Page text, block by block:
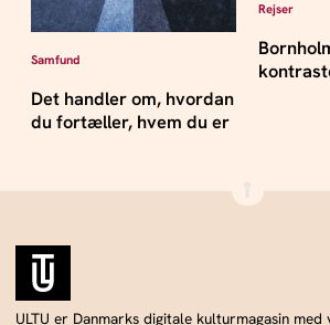
Samfund
Det handler om, hvordan
du fortæller, hvem du er
Rejser
ULTU er Danmarks digitale kulturmagasin